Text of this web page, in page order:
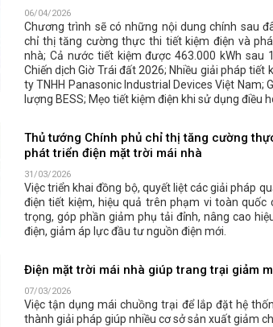
06/04/2026
Chương trình sẽ có những nội dung chính sau
chỉ thị tăng cường thực thi tiết kiệm điện và
nhà; Cả nước tiết kiệm được 463.000 kWh sau
Chiến dịch Giờ Trái đất 2026; Nhiều giải pháp tiết
ty TNHH Panasonic Industrial Devices Việt Nam;
lượng BESS; Mẹo tiết kiệm điện khi sử dụng điều
Thủ tướng Chính phủ chỉ thị tăng cường
phát triển điện mặt trời mái nhà
31/03/2026
Việc triển khai đồng bộ, quyết liệt các giải pháp
điện tiết kiệm, hiệu quả trên phạm vi toàn quốc
trọng, góp phần giảm phụ tải đỉnh, nâng cao
điện, giảm áp lực đầu tư nguồn điện mới.
Điện mặt trời mái nhà giúp trang trại giảm
07/03/2026
Việc tận dụng mái chuồng trại để lắp đặt hệ
thành giải pháp giúp nhiều cơ sở sản xuất giảm